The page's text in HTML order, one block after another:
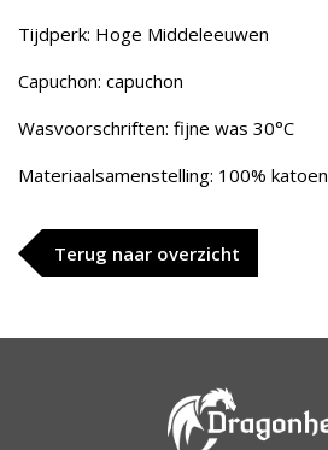
Tijdperk: Hoge Middeleeuwen
Capuchon: capuchon
Wasvoorschriften: fijne was 30°C
Materiaalsamenstelling: 100% katoen
Terug naar overzicht